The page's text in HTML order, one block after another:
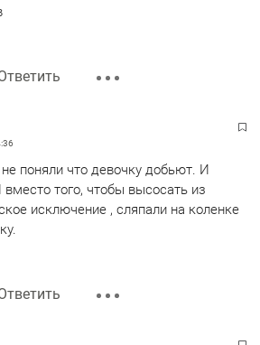
поняли что девочку добьют. И
того, чтобы высосать из
исключение , сляпали на коленке